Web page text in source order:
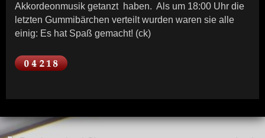
Akkordeonmusik getanzt haben. Als um 18:00 Uhr die
letzten Gummibärchen verteilt wurden waren sie alle
einig: Es hat Spaß gemacht! (ck)